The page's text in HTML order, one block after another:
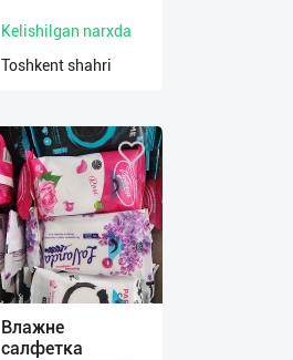
Kelishilgan narxda
Toshkent shahri
Влажне
салфетка